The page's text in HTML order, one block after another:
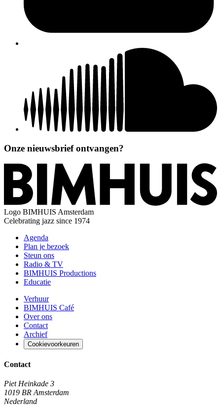
Onze nieuwsbrief ontvangen?
Logo BIMHUIS Amsterdam
Celebrating jazz since 1974
Agenda
Plan je bezoek
Steun ons
Radio & TV
BIMHUIS Productions
Educatie
Verhuur
BIMHUIS Café
Over ons
Contact
Archief
Cookievoorkeuren
Contact
Piet Heinkade 3
1019 BR Amsterdam
Nederland